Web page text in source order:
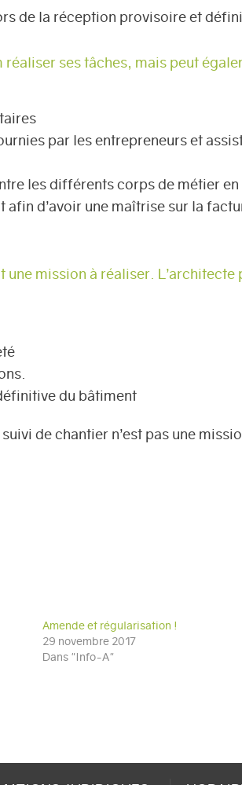
de la réception provisoire et
ses tâches, mais peut
par les entrepreneurs et
les différents corps de métier
afin d’avoir une maîtrise sur la
une mission à réaliser.
du bâtiment
de chantier n’est pas une
Amende et régularisation !
29 novembre 2017
Dans "Info-A"